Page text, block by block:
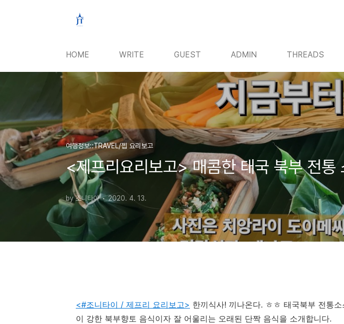
HOME WRITE GUEST ADMIN THREADS
여행정보::TRAVEL/젭 요리보고
<제프리요리보고> 매콤한 태국 북부 전통
by 조니타이 2020. 4. 13.
<#조니타이 / 제프리 요리보고> 한끼식사! 끼나온다. ㅎㅎ 태국북부 전통소
이 강한 북부향토 음식이자 잘 어울리는 오래된 단짝 음식을 소개합니다.